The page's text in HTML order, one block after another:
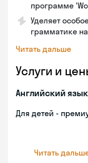
программе
Уделяет
грамматике
Читать дальше
Услуги и
Английский язык
Для детей -
Читать